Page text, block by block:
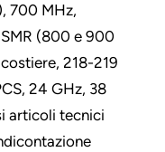
700 MHz,
(800 e 900
218-219
24 GHz, 38
articoli tecnici